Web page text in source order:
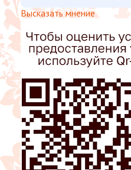
Высказать мнение